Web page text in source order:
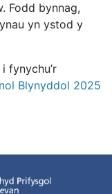
Fodd bynnag,
yn ystod y
fynychu’r
Blynyddol 2025